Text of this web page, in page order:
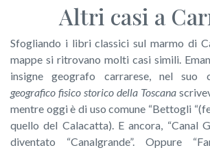
Altri casi a
Sfogliando i libri classici sul marmo di
mappe si ritrovano molti casi simili.
insigne geografo carrarese, nel suo
geografico fisico storico della Toscana
mentre oggi è di uso comune “Bettogli
quello del Calacatta). E ancora, “Canal
diventato “Canalgrande”. Oppure